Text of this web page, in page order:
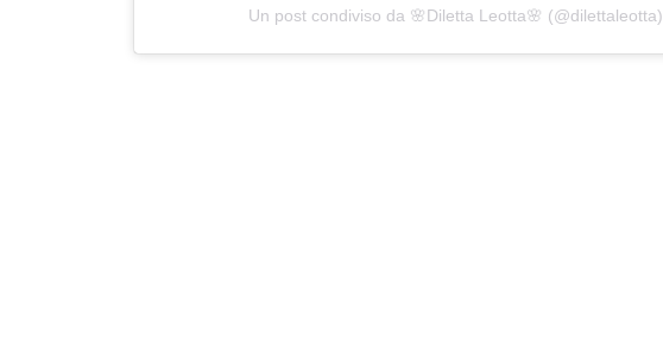
Un post condiviso da 🌸Diletta Leotta🌸 (@dilettaleotta)